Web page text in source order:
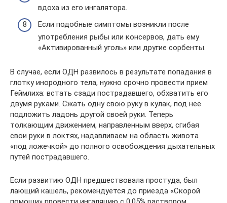
вдоха из его ингалятора.
Если подобные симптомы возникли после
употребления рыбы или консервов, дать ему
«Активированный уголь» или другие сорбенты.
В случае, если ОДН развилось в результате попадания в
глотку инородного тела, нужно срочно провести прием
Геймлиха: встать сзади пострадавшего, обхватить его
двумя руками. Сжать одну свою руку в кулак, под нее
подложить ладонь другой своей руки. Теперь
толкающим движением, направленным вверх, сгибая
свои руки в локтях, надавливаем на область живота
«под ложечкой» до полного освобождения дыхательных
путей пострадавшего.
Если развитию ОДН предшествовала простуда, был
лающий кашель, рекомендуется до приезда «Скорой